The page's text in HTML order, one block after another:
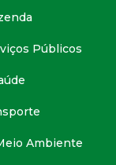
Públicos
Ambiente